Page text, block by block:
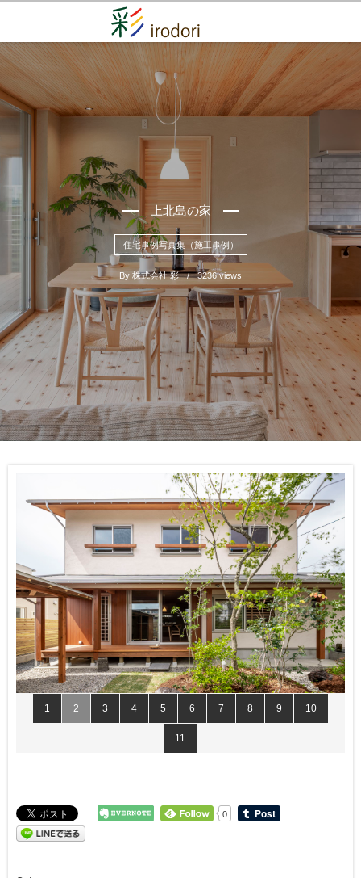
上北島の家
住宅事例写真集（施工事例）
By 株式会社 彩 3236 views
1 2 3 4 5 6 7 8 9 10
11
0